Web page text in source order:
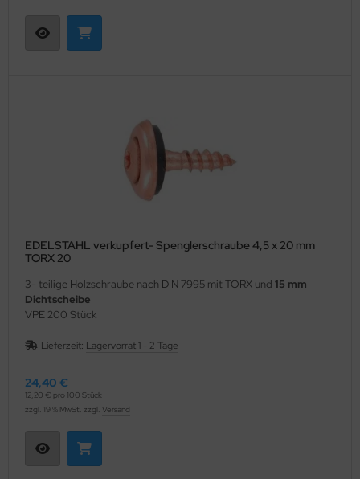
EDELSTAHL verkupfert- Spenglerschraube 4,5 x 20 mm
TORX 20
3- teilige Holzschraube nach DIN 7995 mit TORX und 15 mm
Dichtscheibe
VPE 200 Stück
Lieferzeit: Lagervorrat 1 - 2 Tage
24,40 €
12,20 € pro 100 Stück
zzgl. 19 % MwSt. zzgl. Versand